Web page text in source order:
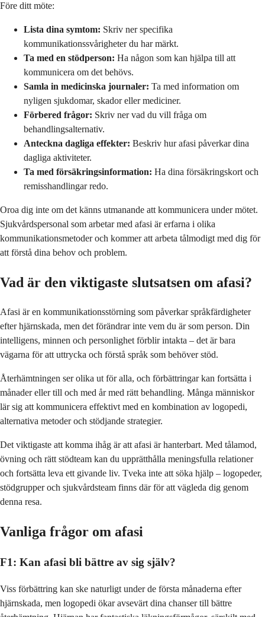
Före ditt möte:
Lista dina symtom: Skriv ner specifika
kommunikationssvårigheter du har märkt.
Ta med en stödperson: Ha någon som kan hjälpa till att
kommunicera om det behövs.
Samla in medicinska journaler: Ta med information om
nyligen sjukdomar, skador eller mediciner.
Förbered frågor: Skriv ner vad du vill fråga om
behandlingsalternativ.
Anteckna dagliga effekter: Beskriv hur afasi påverkar dina
dagliga aktiviteter.
Ta med försäkringsinformation: Ha dina försäkringskort och
remisshandlingar redo.
Oroa dig inte om det känns utmanande att kommunicera under mötet.
Sjukvårdspersonal som arbetar med afasi är erfarna i olika
kommunikationsmetoder och kommer att arbeta tålmodigt med dig för
att förstå dina behov och problem.
Vad är den viktigaste slutsatsen om afasi?
Afasi är en kommunikationsstörning som påverkar språkfärdigheter
efter hjärnskada, men det förändrar inte vem du är som person. Din
intelligens, minnen och personlighet förblir intakta – det är bara
vägarna för att uttrycka och förstå språk som behöver stöd.
Återhämtningen ser olika ut för alla, och förbättringar kan fortsätta i
månader eller till och med år med rätt behandling. Många människor
lär sig att kommunicera effektivt med en kombination av logopedi,
alternativa metoder och stödjande strategier.
Det viktigaste att komma ihåg är att afasi är hanterbart. Med tålamod,
övning och rätt stödteam kan du upprätthålla meningsfulla relationer
och fortsätta leva ett givande liv. Tveka inte att söka hjälp – logopeder,
stödgrupper och sjukvårdsteam finns där för att vägleda dig genom
denna resa.
Vanliga frågor om afasi
F1: Kan afasi bli bättre av sig själv?
Viss förbättring kan ske naturligt under de första månaderna efter
hjärnskada, men logopedi ökar avsevärt dina chanser till bättre